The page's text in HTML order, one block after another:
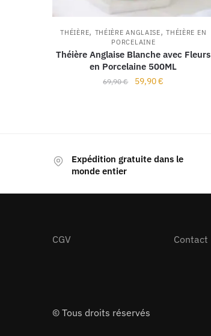
THÉIÈRE, THÉIÈRE ANGLAISE,THÉIÈRE EN
PORCELAINE
Théière Anglaise Blanche avec Fleurs
en Porcelaine 500ML
69,90€ 59,90€
Expédition gratuite dans le
monde entier
CGV Contact
© Tous droits réservés